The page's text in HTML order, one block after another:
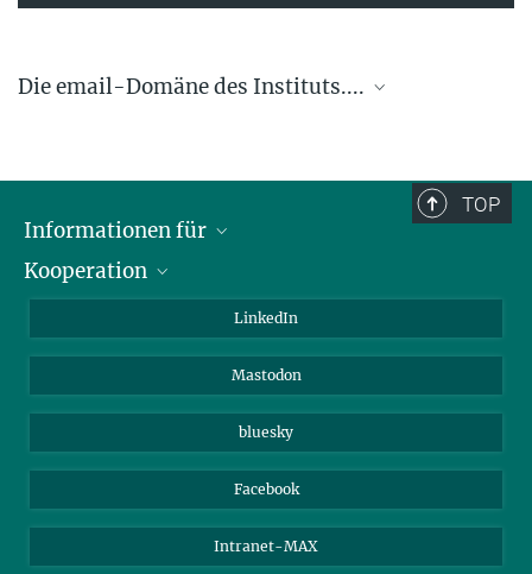
Die email-Domäne des Instituts....
TOP
Informationen für
Journalisten
Kooperation
Beutenberg Campus e.V.
LinkedIn
Mastodon
bluesky
Facebook
Intranet-MAX